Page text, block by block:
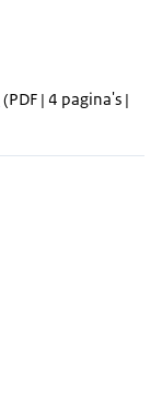
(PDF | 4 pagina's |